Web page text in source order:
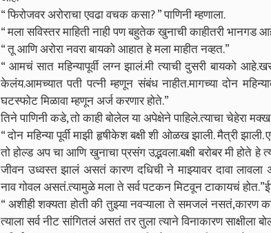
“ फिरोजवर अरोराचा एवढा वचक कसा? ” पाणिनी म्हणाला.
“ मला सविस्तर माहिती नाही पण बहुतेक खुनाची काहीतरी भानगड
“ तू आणि अरोरा नवरा बायको आहात हे मला माहीत नव्हत.”
“ आमचं सात महिन्यापूर्वी लग्न झालं.मी त्याची दुसरी बायको
केलंय.आमच्यात पती पत्नी म्हणून संबंध नाहीत.मागच्या दोन
घटस्फोट मिळावा म्हणून अर्ज करणार होते.”
तिने पाणिनी कडे, तो काही बोलेल या अपेक्षेने पाहिले.त्याचा चेहेरा मक्ख
“ दोन महिन्या पूर्वी माझी हृषीकेश बक्षी शी ओळख झाली. मैत्री
तो होल्ड अप चा आणि खुनाचा प्रसंग उद्भवला.बक्षी बरोबर मी होते
जीवन उध्वस्त झालं असतं कारण दधिची ने माझ्यावर दावा
नाव गोवल असतं.त्यामुळे मला ते सर्व पटकन मिटवून टाकायचं
“ अशीही शक्यता होती की तुझ्या नवऱ्याला ते समजलं
त्याला सर्व नीट सांगितलं असतं तर तुला त्याने विनाकारण साक्षीला